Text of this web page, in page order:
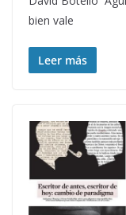
bien vale
Leer más